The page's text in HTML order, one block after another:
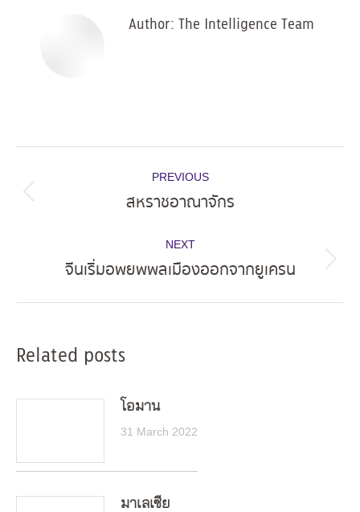
Author: The Intelligence Team
navigation
PREVIOUS
Previous
สหราชอาณาจักร
NEXT
Next
จีนเริ่มอพยพพลเมืองออกจากยูเครน
Related posts
โอมาน
31 March 2022
มาเลเซีย